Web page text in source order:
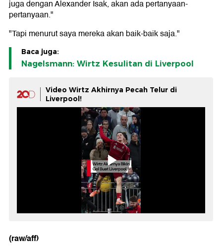
juga dengan Alexander Isak, akan ada pertanyaan-
pertanyaan."
"Tapi menurut saya mereka akan baik-baik saja."
Baca juga:
Nagelsmann: Wirtz Kesulitan di Liverpool
Video Wirtz Akhirnya Pecah Telur di
Liverpool!
(raw/aff)